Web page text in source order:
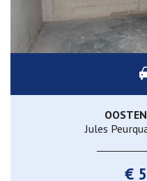
Jules
€